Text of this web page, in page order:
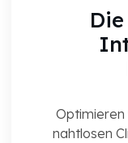
nahtlosen